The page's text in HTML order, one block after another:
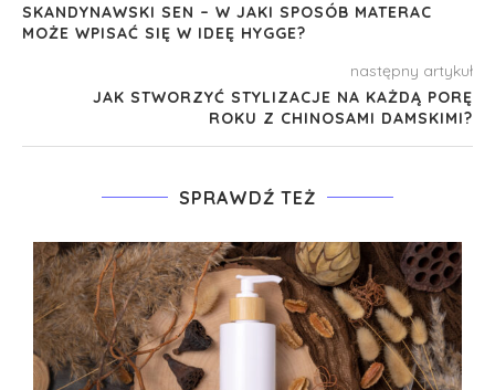
SKANDYNAWSKI SEN – W JAKI SPOSÓB MATERAC
MOŻE WPISAĆ SIĘ W IDEĘ HYGGE?
następny artykuł
JAK STWORZYĆ STYLIZACJE NA KAŻDĄ PORĘ
ROKU Z CHINOSAMI DAMSKIMI?
SPRAWDŹ TEŻ